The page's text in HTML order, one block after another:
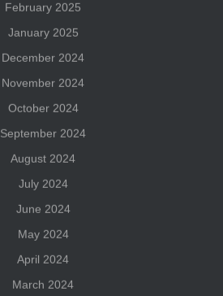
February 2025
January 2025
December 2024
November 2024
October 2024
September 2024
August 2024
July 2024
June 2024
May 2024
April 2024
March 2024